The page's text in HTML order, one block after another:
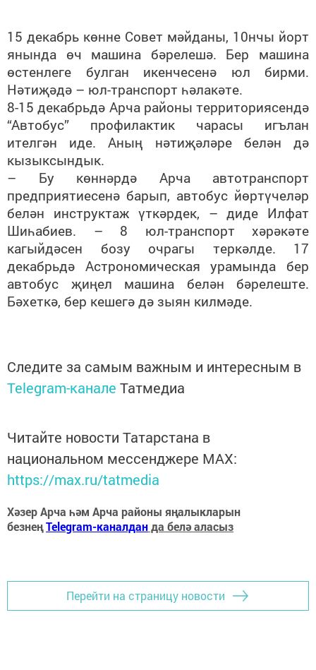
15 декабрь көнне Совет мәйданы, 10нчы йорт
янында өч машина бәрелешә. Бер машина
өстенлеге булган икенчесенә юл бирми.
Нәтиҗәдә – юл-транспорт һәлакәте.
8-15 декабрьдә Арча районы территориясендә
“Автобус” профилактик чарасы игълан
ителгән иде. Аның нәтиҗәләре белән дә
кызыксындык.
– Бу көннәрдә Арча автотранспорт
предприятиесенә барып, автобус йөртүчеләр
белән инструктаж үткәрдек, – диде Илфат
Шиһабиев. – 8 юл-транспорт хәрәкәте
кагыйдәсен бозу очрагы теркәлде. 17
декабрьдә Астрономическая урамында бер
автобус җиңел машина белән бәрелеште.
Бәхеткә, бер кешегә дә зыян килмәде.
Следите за самым важным и интересным в
Telegram-канале Татмедиа
Читайте новости Татарстана в
национальном мессенджере MАХ:
https://max.ru/tatmedia
Хәзер Арча һәм Арча районы яңалыкларын
безнеңTelegram-каналданда белә аласыз
Перейти на страницу новости